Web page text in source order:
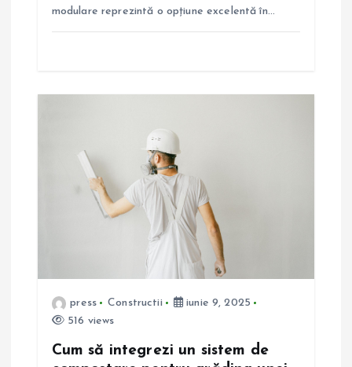
modulare reprezintă o opțiune excelentă în…
press Constructii
iunie 9, 2025
516 views
Cum să integrezi un sistem de